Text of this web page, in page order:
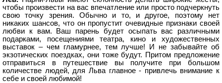
чтобы произвести на вас впечатление или просто подчеркнуть
свою точку зрения. Обычно и то, и другое, поэтому нет
никаких шансов, что он пропустит очевидные признаки своей
любви к вам. Ваш парень будет осыпать вас различными
подарками, посещениями театра, кино и художественных
выставок – чем гламурнее, тем лучше! И не забывайте об
экзотических поездках, они тоже будут. Притом предложение
отправиться в путешествие вы получите при большом
количестве людей, для Льва главное - привлечь внимание к
себе и своей любимой!